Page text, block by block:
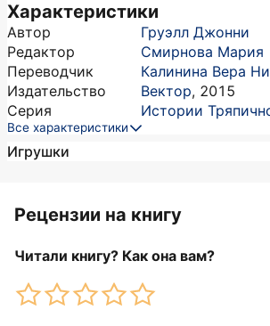
Характеристики
Автор
Груэлл Джонни
Редактор
Смирнова Мария
Переводчик
Калинина Вера
Издательство
Вектор, 2015
Серия
Истории
Все характеристики
Игрушки
Рецензии на книгу
Читали книгу? Как она вам?